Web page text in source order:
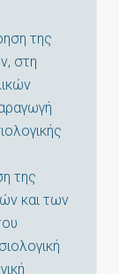
της
στη
της
και των